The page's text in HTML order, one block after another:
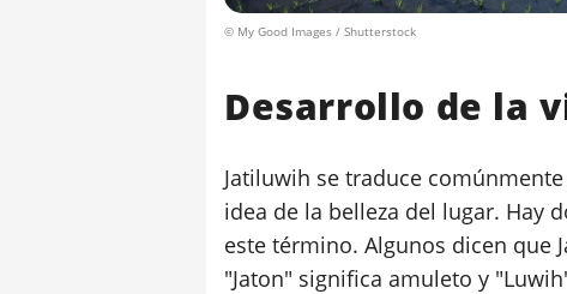
© My Good Images / Shutterstock
Desarrollo de la
Jatiluwih se traduce
idea de la belleza del lugar. Hay
este término. Algunos dicen que
"Jaton" significa amuleto y